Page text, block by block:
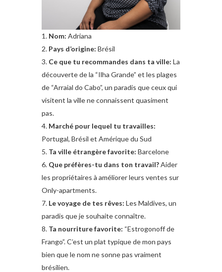
Nom: Adriana
Pays d’origine: Brésil
Ce que tu recommandes dans ta ville: La
découverte de la “Ilha Grande” et les plages
de “Arraial do Cabo”, un paradis que ceux qui
visitent la ville ne connaissent quasiment
pas.
Marché pour lequel tu travailles:
Portugal, Brésil et Amérique du Sud
Ta ville étrangère favorite: Barcelone
Que préfères-tu dans ton travail?Aider
les propriétaires à améliorer leurs ventes sur
Only-apartments.
Le voyage de tes rêves: Les Maldives, un
paradis que je souhaite connaître.
Ta nourriture favorite: “Estrogonoff de
Frango”. C’est un plat typique de mon pays
bien que le nom ne sonne pas vraiment
brésilien.